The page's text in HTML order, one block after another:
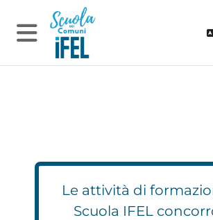
Vai al contenuto principale
Pannello laterale
Le attività di
Scuola IFEL